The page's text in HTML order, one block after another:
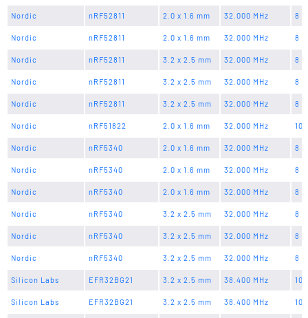
Nordic nRF52811 2.0 x 1.6 mm 32.000 MHz 8
Nordic nRF52811 2.0 x 1.6 mm 32.000 MHz 8
Nordic nRF52811 3.2 x 2.5 mm 32.000 MHz 8
Nordic nRF52811 3.2 x 2.5 mm 32.000 MHz 8
Nordic nRF52811 3.2 x 2.5 mm 32.000 MHz 8
Nordic nRF51822 2.0 x 1.6 mm 32.000 MHz 10
Nordic nRF5340 2.0 x 1.6 mm 32.000 MHz 8
Nordic nRF5340 2.0 x 1.6 mm 32.000 MHz 8
Nordic nRF5340 2.0 x 1.6 mm 32.000 MHz 8
Nordic nRF5340 3.2 x 2.5 mm 32.000 MHz 8
Nordic nRF5340 3.2 x 2.5 mm 32.000 MHz 8
Nordic nRF5340 3.2 x 2.5 mm 32.000 MHz 8
Silicon Labs EFR32BG21 3.2 x 2.5 mm 38.400 MHz 10
Silicon Labs EFR32BG21 3.2 x 2.5 mm 38.400 MHz 10